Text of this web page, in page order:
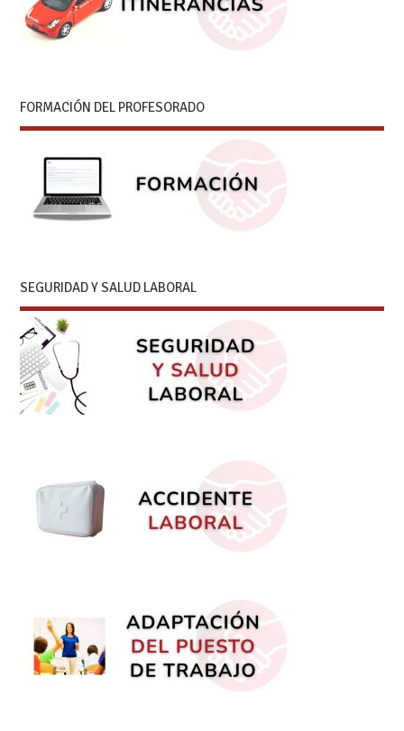
FORMACIÓN DEL PROFESORADO
SEGURIDAD Y SALUD LABORAL